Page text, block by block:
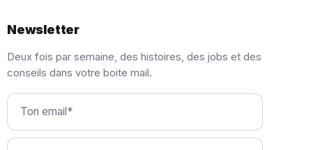
Newsletter
Deux fois par semaine, des histoires, des jobs et des
conseils dans votre boite mail.